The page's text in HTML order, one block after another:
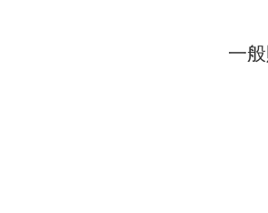
一